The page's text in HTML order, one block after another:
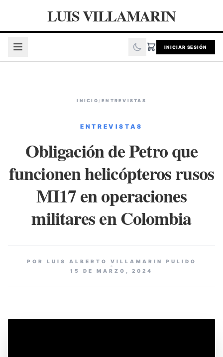
LUIS VILLAMARIN
INICIAR SESIÓN
INICIO / ENTREVISTAS
ENTREVISTAS
Obligación de Petro que
funcionen helicópteros rusos
MI17 en operaciones
militares en Colombia
POR LUIS ALBERTO VILLAMARIN PULIDO
15 DE MARZO, 2024